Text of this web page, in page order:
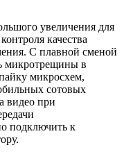
увеличения для
качества
С плавной сменой
микротрещины в
микросхем,
сотовых
видео при
подключить к